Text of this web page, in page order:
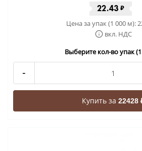
22.43 ₽
Цена за упак (1 000 м):
вкл. НДС
Выберите кол-во упак
-
Купить за 22428